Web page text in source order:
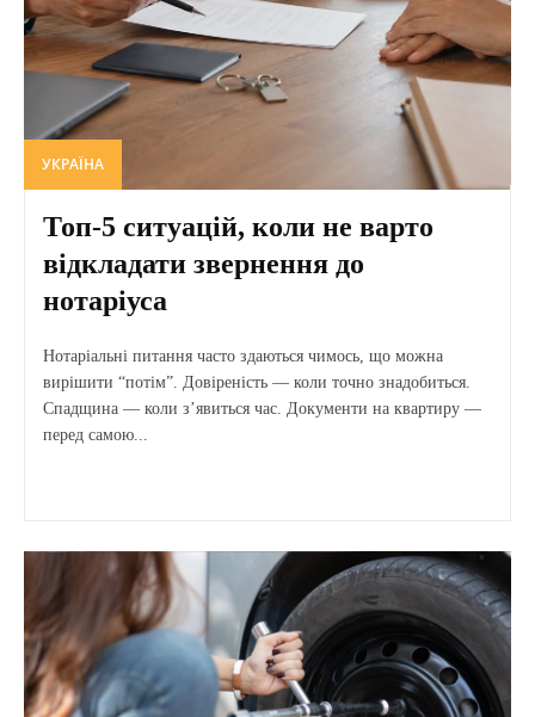
УКРАЇНА
Топ-5 ситуацій, коли не варто
відкладати звернення до
нотаріуса
Нотаріальні питання часто здаються чимось, що можна
вирішити “потім”. Довіреність — коли точно знадобиться.
Спадщина — коли з’явиться час. Документи на квартиру —
перед самою...